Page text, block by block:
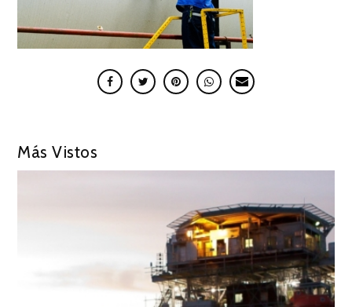
Más Vistos